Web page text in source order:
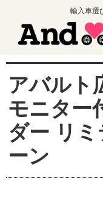
輸入車選
アバル
モニター
ダー リ
ーン